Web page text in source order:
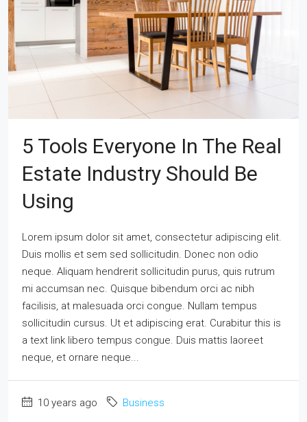
5 Tools Everyone In The Real
Estate Industry Should Be
Using
Lorem ipsum dolor sit amet, consectetur adipiscing elit.
Duis mollis et sem sed sollicitudin. Donec non odio
neque. Aliquam hendrerit sollicitudin purus, quis rutrum
mi accumsan nec. Quisque bibendum orci ac nibh
facilisis, at malesuada orci congue. Nullam tempus
sollicitudin cursus. Ut et adipiscing erat. Curabitur this is
a text link libero tempus congue. Duis mattis laoreet
neque, et ornare neque...
10 years ago Business